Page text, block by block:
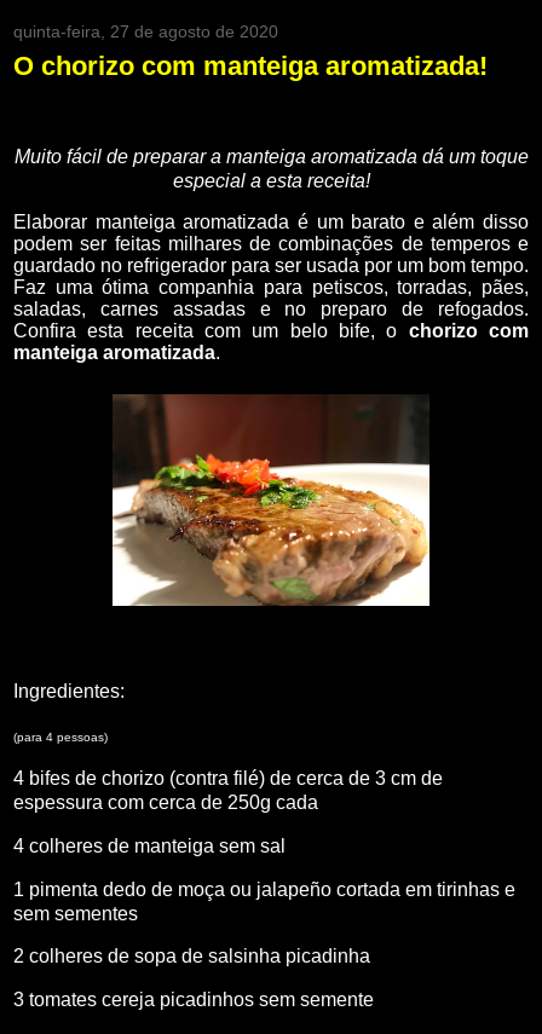
quinta-feira, 27 de agosto de 2020
O chorizo com manteiga aromatizada!
Muito fácil de preparar a manteiga aromatizada dá um toque
especial a esta receita!
Elaborar manteiga aromatizada é um barato e além disso
podem ser feitas milhares de combinações de temperos e
guardado no refrigerador para ser usada por um bom tempo.
Faz uma ótima companhia para petiscos, torradas, pães,
saladas, carnes assadas e no preparo de refogados.
Confira esta receita com um belo bife, o chorizo com
manteiga aromatizada.
Ingredientes:
(para 4 pessoas)
4 bifes de chorizo (contra filé) de cerca de 3 cm de
espessura com cerca de 250g cada
4 colheres de manteiga sem sal
1 pimenta dedo de moça ou jalapeño cortada em tirinhas e
sem sementes
2 colheres de sopa de salsinha picadinha
3 tomates cereja picadinhos sem semente